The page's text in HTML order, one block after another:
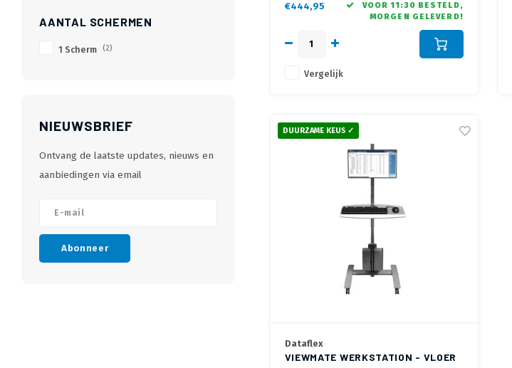
AANTAL SCHERMEN
1 Scherm (2)
NIEUWSBRIEF
Ontvang de laatste updates, nieuws en
aanbiedingen via email
Abonneer
• Laptop/Keyoard muis plateau op elke
gewenste hoogte in te stellen
• Bekabeling netjes langs de pilaar via de
kabel kanalen
€444,95
VOOR 11:30 BESTELD,
MORGEN GELEVERD!
Vergelijk
DUURZAME KEUS ✓
Dataflex
VIEWMATE WERKSTATION - VLOER